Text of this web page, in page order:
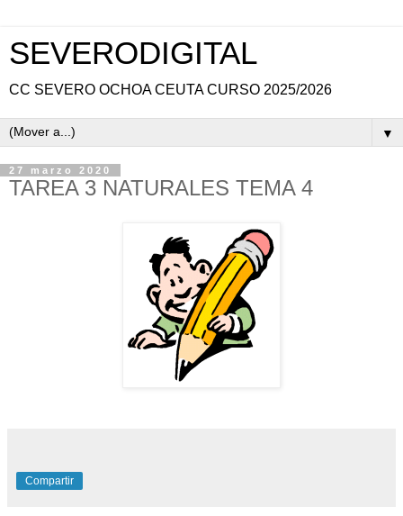
SEVERODIGITAL
CC SEVERO OCHOA CEUTA CURSO 2025/2026
▼
27 marzo 2020
TAREA 3 NATURALES TEMA 4
Compartir